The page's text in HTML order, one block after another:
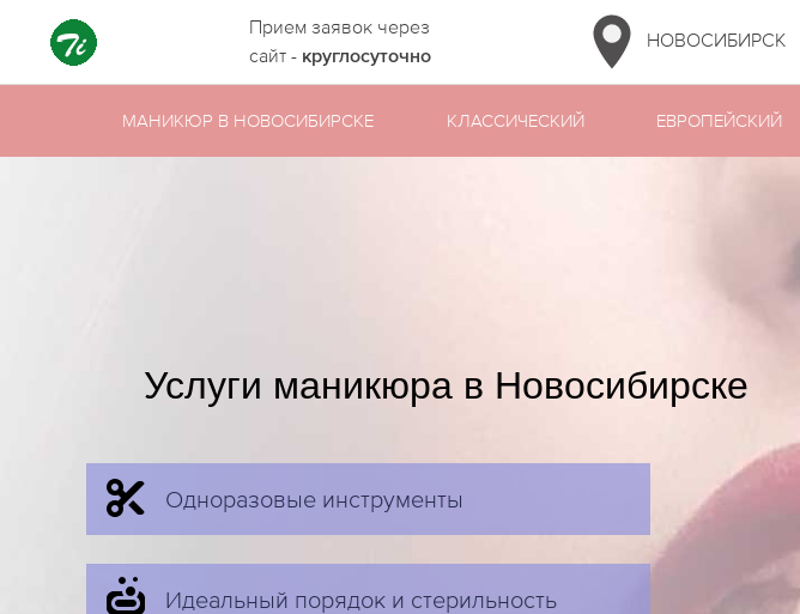
Прием заявок через
сайт - круглосуточно
НОВОСИБИРСК
МАНИКЮР В НОВОСИБИРСКЕ КЛАССИЧЕСКИЙ ЕВРОПЕЙСКИЙ
Услуги маникюра в Новосибирске
Одноразовые инструменты
Идеальный порядок и стерильность